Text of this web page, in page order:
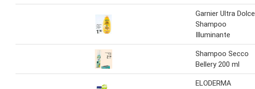
Garnier Ultra Dolce
Shampoo
Illuminante
Shampoo Secco
Bellery 200 ml
ELODERMA